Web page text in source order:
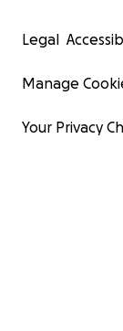
Legal
Manage
Your Privacy